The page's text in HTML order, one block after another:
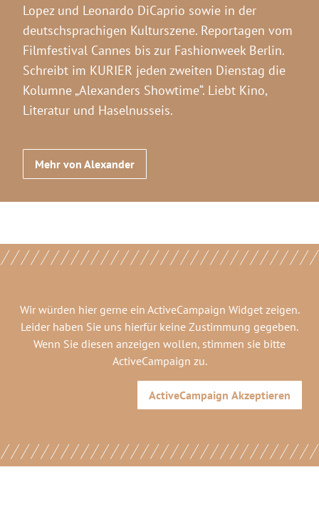
Lopez und Leonardo DiCaprio sowie in der
deutschsprachigen Kulturszene. Reportagen vom
Filmfestival Cannes bis zur Fashionweek Berlin.
Schreibt im KURIER jeden zweiten Dienstag die
Kolumne „Alexanders Showtime“. Liebt Kino,
Literatur und Haselnusseis.
Mehr von Alexander
Wir würden hier gerne ein ActiveCampaign Widgetzeigen.
Leider haben Sie uns hierfür keine Zustimmung gegeben.
Wenn Sie diesen anzeigen wollen, stimmen sie bitte
ActiveCampaign zu.
ActiveCampaign Akzeptieren